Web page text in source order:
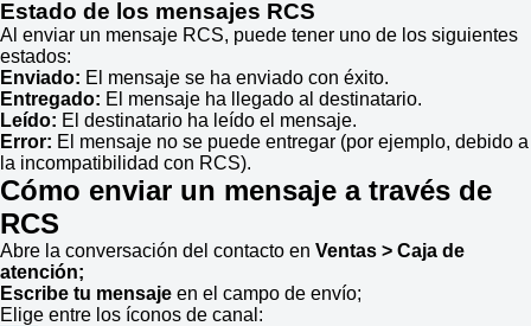
Estado de los mensajes RCS
Al enviar un mensaje RCS, puede tener uno de los siguientes
estados:
Enviado: El mensaje se ha enviado con éxito.
Entregado: El mensaje ha llegado al destinatario.
Leído: El destinatario ha leído el mensaje.
Error: El mensaje no se puede entregar (por ejemplo, debido a
la incompatibilidad con RCS).
Cómo enviar un mensaje a través de
RCS
Abre la conversación del contacto en Ventas > Caja de
atención;
Escribe tu mensaje en el campo de envío;
Elige entre los íconos de canal: